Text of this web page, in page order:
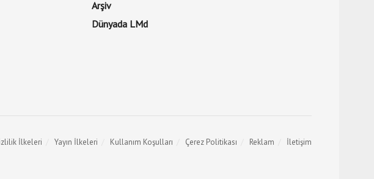
Arşiv
Dünyada LMd
İlkeleri Yayın İlkeleri Kullanım Koşulları Çerez Politikası Reklam İletişim